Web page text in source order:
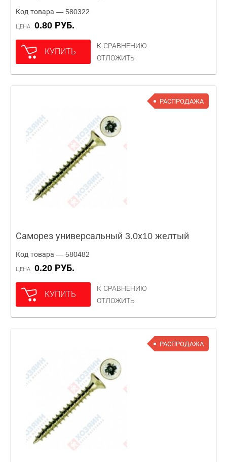
Код товара — 580322
ЦЕНА 0.80 РУБ.
КУПИТЬ
К СРАВНЕНИЮ
ОТЛОЖИТЬ
РАСПРОДАЖА
Саморез универсальный 3.0х10 желтый
Код товара — 580482
ЦЕНА 0.20 РУБ.
КУПИТЬ
К СРАВНЕНИЮ
ОТЛОЖИТЬ
РАСПРОДАЖА